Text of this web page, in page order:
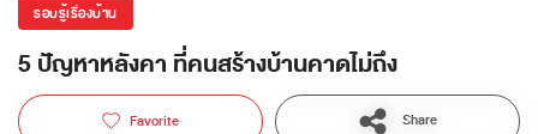
รอบรู้เรื่องบ้าน
5 ปัญหาหลังคา ที่คนสร้างบ้านคาดไม่ถึง
Favorite Share